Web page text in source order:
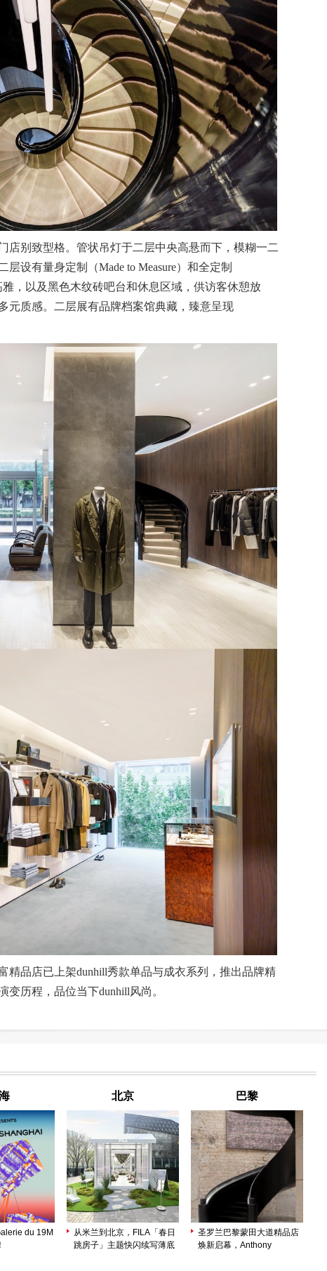
店别致型格。管状吊灯于二层中央高悬而下，模糊一二
设有量身定制（Made to Measure）和全定制
雅，以及黑色木纹砖吧台和休息区域，供访客休憩放
元质感。二层展有品牌档案馆典藏，臻意呈现
精品店已上架dunhill秀款单品与成衣系列，推出品牌精
历程，品位当下dunhill风尚。
du 19M
北京
从米兰到北京，FILA「春日
跳房子」主题快闪续写薄底
巴黎
圣罗兰巴黎蒙田大道精品店
焕新启幕，Anthony